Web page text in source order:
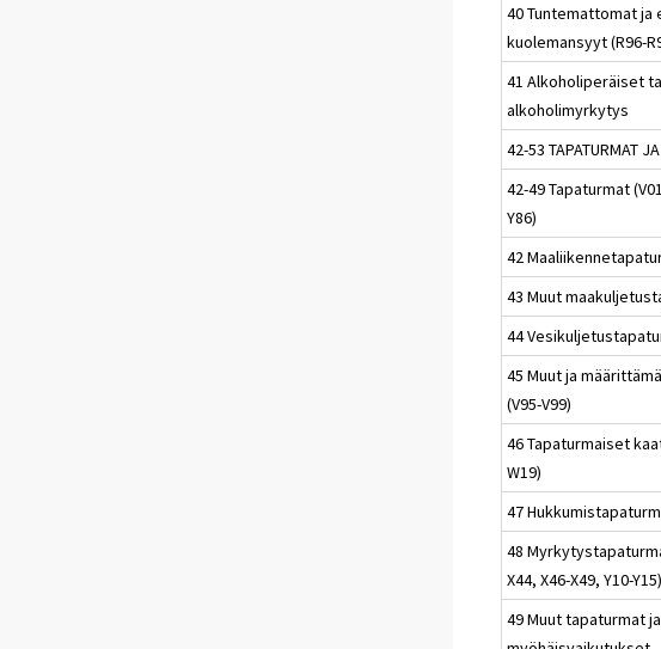
40 Tuntemattomat
kuolemansyyt (R96-
41 Alkoholiperäiset
alkoholimyrkytys
42-53 TAPATURMAT
42-49 Tapaturmat
Y86)
42
43 Muut
44
45 Muut ja
(V95-V99)
46 Tapaturmaiset
W19)
47
48
X44, X46-X49, Y10-Y15)
49 Muut tapaturmat